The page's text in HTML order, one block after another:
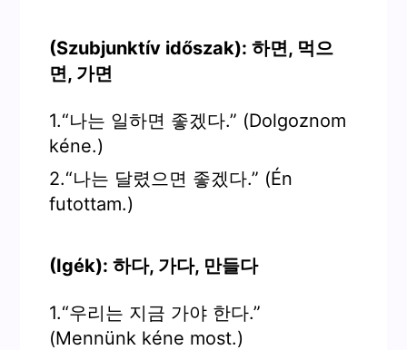
(Szubjunktív időszak): 하면, 먹으
면, 가면
1.“나는 일하면 좋겠다.” (Dolgoznom
kéne.)
2.“나는 달렸으면 좋겠다.” (Én
futottam.)
(Igék): 하다, 가다, 만들다
1.“우리는 지금 가야 한다.”
(Mennünk kéne most.)